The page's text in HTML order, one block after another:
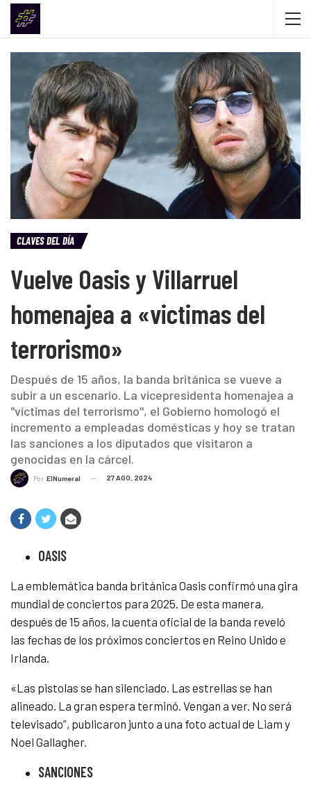
CLAVES DEL DÍA
Vuelve Oasis y Villarruel
homenajea a «victimas del
terrorismo»
Después de 15 años, la banda británica se vueve a
subir a un escenario. La vicepresidenta homenajea a
"victimas del terrorismo", el Gobierno homologó el
incremento a empleadas domésticas y hoy se tratan
las sanciones a los diputados que visitaron a
genocidas en la cárcel.
Por ElNumeral 27 AGO, 2024
OASIS
La emblemática banda británica Oasis confirmó una gira
mundial de conciertos para 2025. De esta manera,
después de 15 años, la cuenta oficial de la banda reveló
las fechas de los próximos conciertos en Reino Unido e
Irlanda.
«Las pistolas se han silenciado. Las estrellas se han
alineado. La gran espera terminó. Vengan a ver. No será
televisado”, publicaron junto a una foto actual de Liam y
Noel Gallagher.
SANCIONES